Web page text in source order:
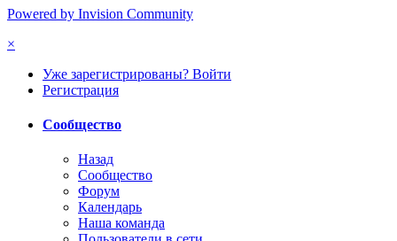
Powered by Invision Community
×
Уже зарегистрированы? Войти
Регистрация
Сообщество
Назад
Сообщество
Форум
Календарь
Наша команда